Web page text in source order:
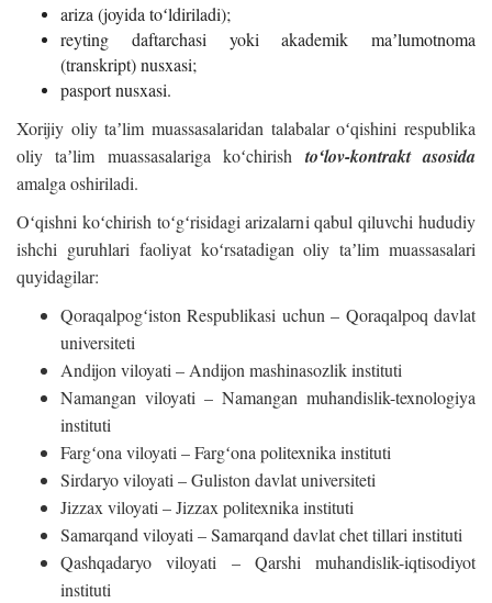
ariza (joyida toʻldiriladi);
reyting daftarchasi yoki akademik maʼlumotnoma
(transkript) nusxasi;
pasport nusxasi.
Xorijiy oliy taʼlim muassasalaridan talabalar oʻqishini respublika
oliy taʼlim muassasalariga koʻchirishtoʻlov-kontrakt asosida
amalga oshiriladi.
Oʻqishni koʻchirish toʻgʻrisidagi arizalarni qabul qiluvchi hududiy
ishchi guruhlari faoliyat koʻrsatadigan oliy taʼlim muassasalari
quyidagilar:
Qoraqalpogʻiston Respublikasi uchun – Qoraqalpoq davlat
universiteti
Andijon viloyati – Andijon mashinasozlik instituti
Namangan viloyati – Namangan muhandislik-texnologiya
instituti
Fargʻona viloyati – Fargʻona politexnika instituti
Sirdaryo viloyati – Guliston davlat universiteti
Jizzax viloyati – Jizzax politexnika instituti
Samarqand viloyati – Samarqand davlat chet tillari instituti
Qashqadaryo viloyati – Qarshi muhandislik-iqtisodiyot
instituti